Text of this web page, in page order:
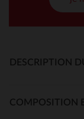
DESCRIPTION
COMPOSITION